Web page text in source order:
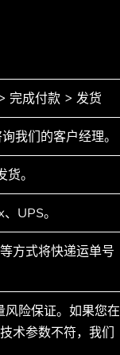
完成付款 > 发货
我们的客户经理。
。
UPS。
方式将快递运单号
险保证。如果您在
术参数不符，我们